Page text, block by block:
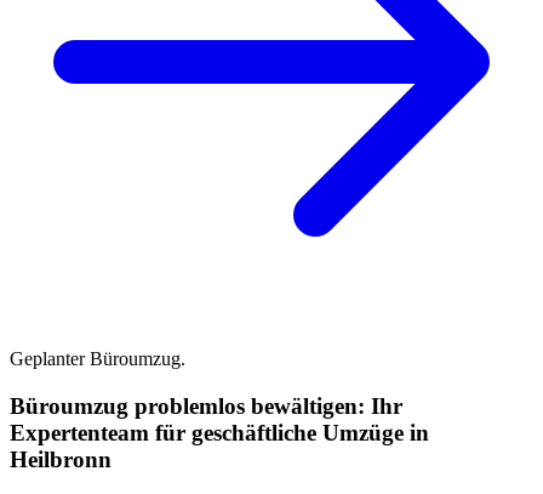
Geplanter Büroumzug.
Büroumzug problemlos bewältigen: Ihr
Expertenteam für geschäftliche Umzüge in
Heilbronn